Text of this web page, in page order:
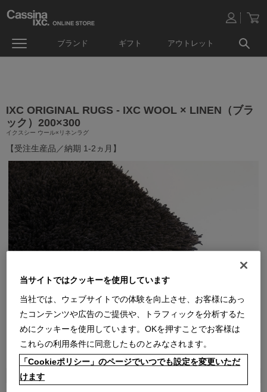
ブランド ギフト アウトレット
IXC ORIGINAL RUGS - IXC WOOL × LINEN（ブラ
ック）200×300
イクスシー ウール×リネンラグ
【受注生産品／納期 1-2ヵ月】
商品属性
当サイトではクッキーを使用しています
当社では、ウェブサイトでの体験を向上させ、お客様にあっ
たコンテンツや広告のご提供や、トラフィックを分析するた
めにクッキーを使用しています。OKを押すことでお客様は
これらの利用条件に同意したものとみなされます。
「Cookieポリシー」のページでいつでも設定を変更いただ
けます